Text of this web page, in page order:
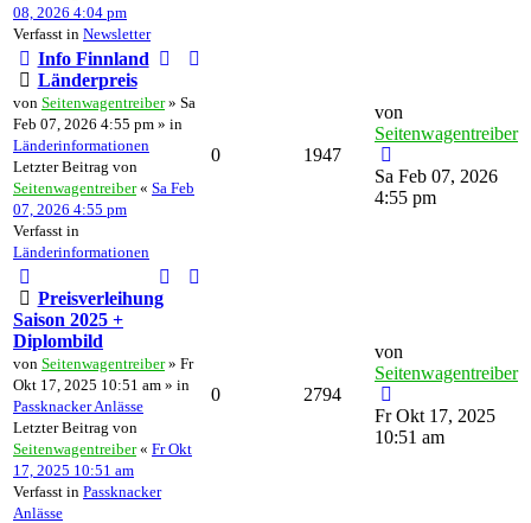
08, 2026 4:04 pm
Verfasst in Newsletter
Info Finnland
Länderpreis
von Seitenwagentreiber» Sa
Feb 07, 2026 4:55 pm » in
Länderinformationen
Letzter Beitrag von
Seitenwagentreiber« Sa Feb
07, 2026 4:55 pm
Verfasst in
Länderinformationen
0 1947
von
Seitenwagentreiber
Sa Feb 07, 2026
4:55 pm
Preisverleihung
Saison 2025 +
Diplombild
von Seitenwagentreiber» Fr
Okt 17, 2025 10:51 am » in
Passknacker Anlässe
Letzter Beitrag von
Seitenwagentreiber« Fr Okt
17, 2025 10:51 am
Verfasst in Passknacker
Anlässe
0 2794
von
Seitenwagentreiber
Fr Okt 17, 2025
10:51 am